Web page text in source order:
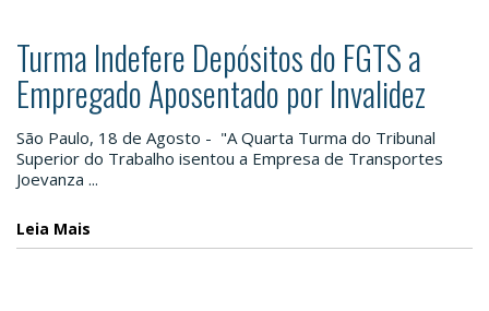
Turma Indefere Depósitos do FGTS a
Empregado Aposentado por Invalidez
São Paulo, 18 de Agosto - "A Quarta Turma do Tribunal
Superior do Trabalho isentou a Empresa de Transportes
Joevanza ...
Leia Mais